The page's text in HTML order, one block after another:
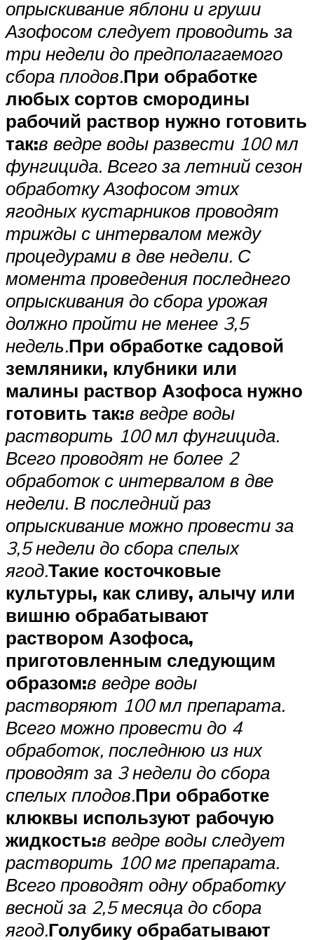
опрыскивание яблони и груши
Азофосом следует проводить за
три недели до предполагаемого
сбора плодов.При обработке
любых сортов смородины
рабочий раствор нужно готовить
так:в ведре воды развести 100 мл
фунгицида. Всего за летний сезон
обработку Азофосом этих
ягодных кустарников проводят
трижды с интервалом между
процедурами в две недели. С
момента проведения последнего
опрыскивания до сбора урожая
должно пройти не менее 3,5
недель.При обработке садовой
земляники, клубники или
малины раствор Азофоса нужно
готовить так:в ведре воды
растворить 100 мл фунгицида.
Всего проводят не более 2
обработок с интервалом в две
недели. В последний раз
опрыскивание можно провести за
3,5 недели до сбора спелых
ягод.Такие косточковые
культуры, как сливу, алычу или
вишню обрабатывают
раствором Азофоса,
приготовленным следующим
образом:в ведре воды
растворяют 100 мл препарата.
Всего можно провести до 4
обработок, последнюю из них
проводят за 3 недели до сбора
спелых плодов.При обработке
клюквы используют рабочую
жидкость:в ведре воды следует
растворить 100 мг препарата.
Всего проводят одну обработку
весной за 2,5 месяца до сбора
ягод.Голубику обрабатывают